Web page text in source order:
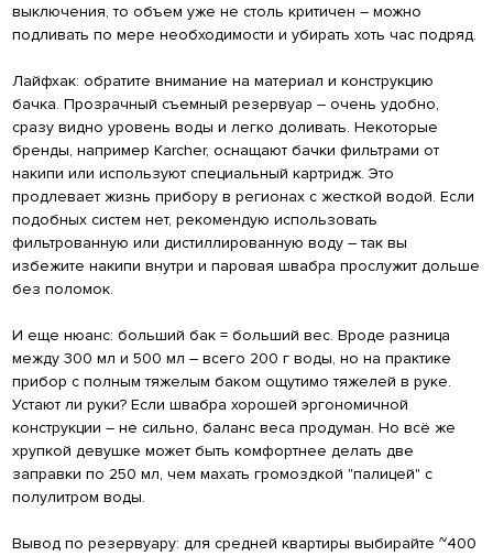
выключения, то объем уже не столь критичен – можно
подливать по мере необходимости и убирать хоть час подряд.
Лайфхак: обратите внимание на материал и конструкцию
бачка. Прозрачный съемный резервуар – очень удобно,
сразу видно уровень воды и легко доливать. Некоторые
бренды, например Karcher, оснащают бачки фильтрами от
накипи или используют специальный картридж. Это
продлевает жизнь прибору в регионах с жесткой водой. Если
подобных систем нет, рекомендую использовать
фильтрованную или дистиллированную воду – так вы
избежите накипи внутри и паровая швабра прослужит дольше
без поломок.
И еще нюанс: больший бак = больший вес. Вроде разница
между 300 мл и 500 мл – всего 200 г воды, но на практике
прибор с полным тяжелым баком ощутимо тяжелей в руке.
Устают ли руки? Если швабра хорошей эргономичной
конструкции – не сильно, баланс веса продуман. Но всё же
хрупкой девушке может быть комфортнее делать две
заправки по 250 мл, чем махать громоздкой "палицей" с
полулитром воды.
Вывод по резервуару: для средней квартиры выбирайте ~400